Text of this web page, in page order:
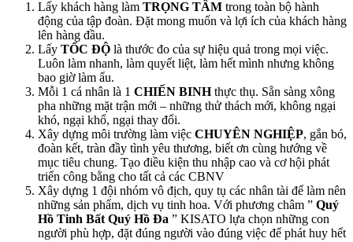
Lấy khách hàng làm TRỌNG TÂM trong toàn bộ hành
động của tập đoàn. Đặt mong muốn và lợi ích của khách hàng
lên hàng đầu.
Lấy TỐC ĐỘ là thước đo của sự hiệu quả trong mọi việc.
Luôn làm nhanh, làm quyết liệt, làm hết mình nhưng không
bao giờ làm ẩu.
Mỗi 1 cá nhân là 1 CHIẾN BINHthực thụ. Sẵn sàng xông
pha những mặt trận mới – những thử thách mới, không ngại
khó, ngại khổ, ngại thay đổi.
Xây dựng môi trường làm việc CHUYÊN NGHIỆP, gắn bó,
đoàn kết, tràn đầy tình yêu thương, biết ơn cùng hướng về
mục tiêu chung. Tạo điều kiện thu nhập cao và cơ hội phát
triển công bằng cho tất cả các CBNV
Xây dựng 1 đội nhóm vô địch, quy tụ các nhân tài để làm nên
những sản phẩm, dịch vụ tinh hoa. Với phương châm ” Quý
Hồ Tinh Bất Quý Hồ Đa ” KISATO lựa chọn những con
người phù hợp, đặt đúng người vào đúng việc để phát huy hết